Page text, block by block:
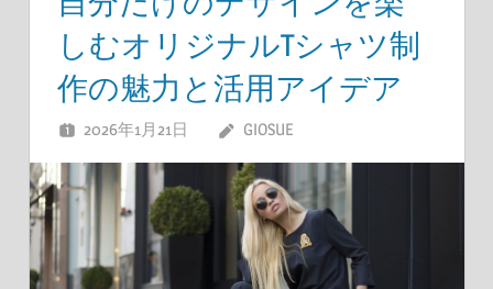
しむオリジナルTシャツ制
作の魅力と活用アイデア
2026年1月21日 GIOSUE